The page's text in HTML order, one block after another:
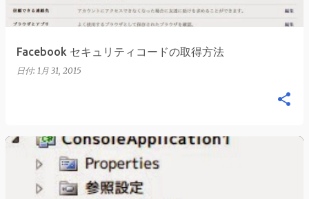
Facebook セキュリティコードの取得方法
日付: 1月 31, 2015